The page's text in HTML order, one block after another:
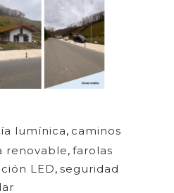
lumínica, caminos
renovable, farolas
LED, seguridad